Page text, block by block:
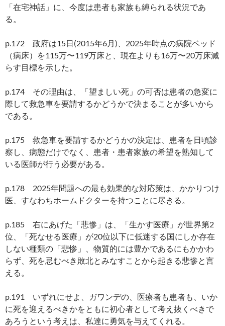
「在宅神話」に、今度は患者も家族も縛られる状況であ
る。
p.172 政府は15日(2015年6月)、2025年時点の病院ベッド
（病床）を115万〜119万床と、現在よりも16万〜20万床減
らす目標を示した。
p.174 その理由は、「望ましい死」の可否は患者の急変に
際して救急車を要請するかどうかで決まることが多いから
である。
p.175 救急車を要請するかどうかの決定は、患者を日頃診
察し、病態だけでなく、患者・患者家族の希望を熟知して
いる医師が行う必要がある。
p.178 2025年問題への最も効果的な対応策は、かかりつけ
医、すなわちホームドクターを持つことに尽きる。
p.185 右にあげた「悲惨」は、「生かす医療」が世界第2
位、「死なせる医療」が20位以下に低迷する国にしか存在
しない種類の「悲惨」、物質的には豊かであるにもかかわ
らず、死を忌むべき敗北とみなすことから起きる悲惨と言
える。
p.191 いずれにせよ、ガワンデの、医療者も患者も、いか
に死を迎えるべきかをともに初心者として考え抜くべきで
あろうという考えは、私達に勇気を与えてくれる。